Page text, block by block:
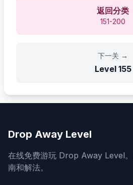
返回分类
151-200
下一关 →
Level 155
Drop Away Level
在线免费游玩 Drop Away Level
南和解法。